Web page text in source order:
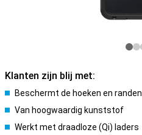
Klanten zijn blij met:
Beschermt de hoeken en randen
Van hoogwaardig kunststof
Werkt met draadloze (Qi) laders